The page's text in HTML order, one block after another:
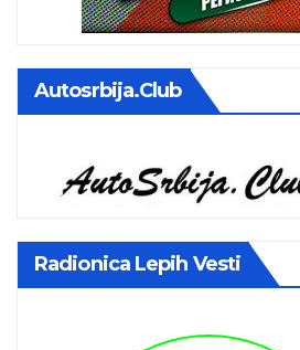
Autosrbija.club
Radionica Lepih Vesti